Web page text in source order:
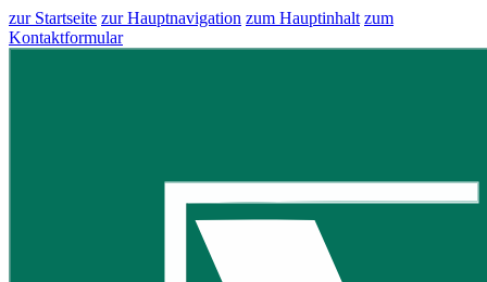
zur Startseite zur Hauptnavigation zum Hauptinhalt zum
Kontaktformular